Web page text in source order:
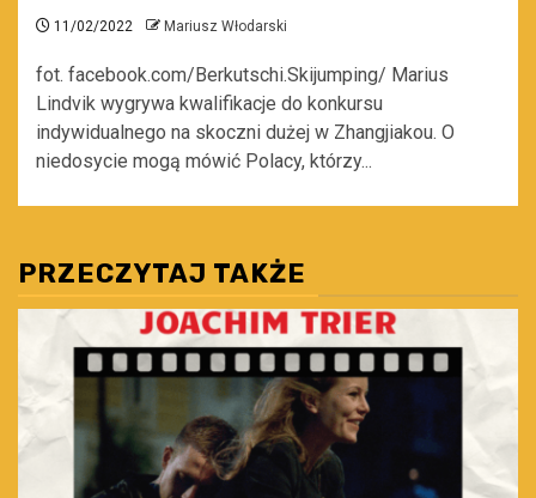
11/02/2022 Mariusz Włodarski
fot. facebook.com/Berkutschi.Skijumping/ Marius
Lindvik wygrywa kwalifikacje do konkursu
indywidualnego na skoczni dużej w Zhangjiakou. O
niedosycie mogą mówić Polacy, którzy...
PRZECZYTAJ TAKŻE